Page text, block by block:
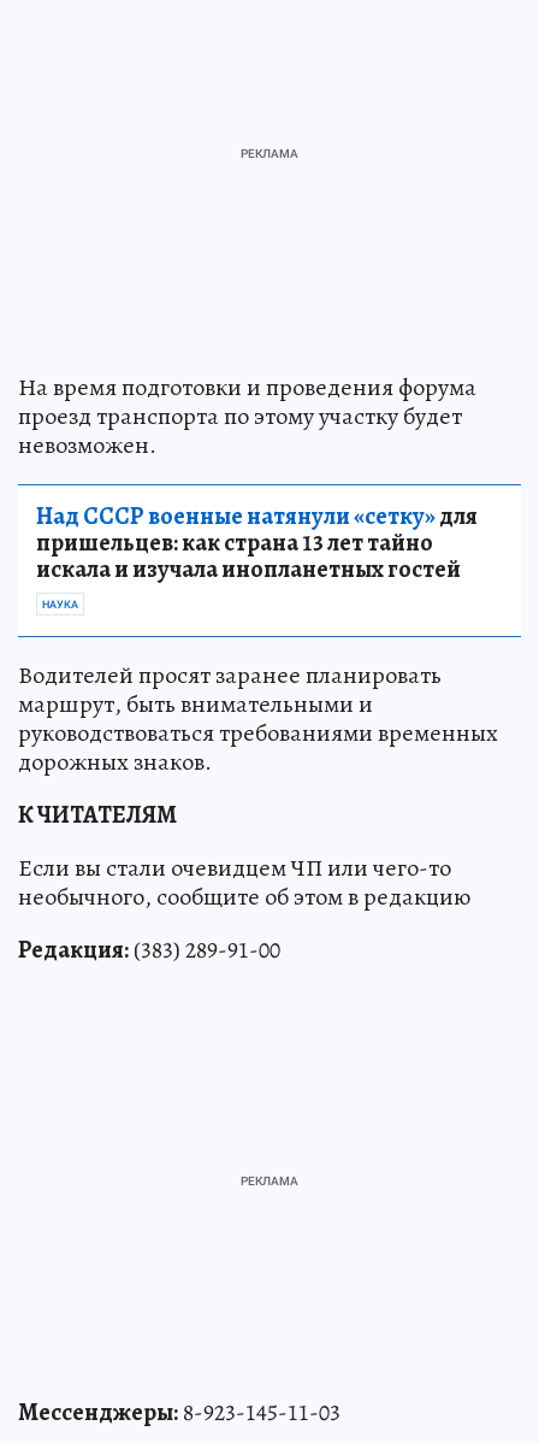
На время подготовки и проведения форума
проезд транспорта по этому участку будет
невозможен.
Над СССР военные натянули «сетку»для
пришельцев: как страна 13 лет тайно
искала и изучала инопланетных гостей
НАУКА
Водителей просят заранее планировать
маршрут, быть внимательными и
руководствоваться требованиями временных
дорожных знаков.
К ЧИТАТЕЛЯМ
Если вы стали очевидцем ЧП или чего-то
необычного, сообщите об этом в редакцию
Редакция:(383) 289-91-00
Мессенджеры:8-923-145-11-03